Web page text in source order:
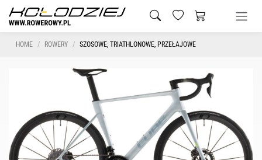
HOME ROWERY SZOSOWE, TRIATHLONOWE, PRZEŁAJOWE